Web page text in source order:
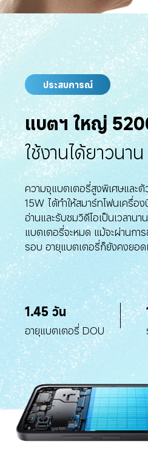
ประสบการณ์
แบตฯ ใหญ่
ใช้งานได้ยาวนาน
ความจุแบตเตอรี่สูงพิเศษและตั
15W ได้ทำให้สมาร์ทโฟนเครื่อง
อ่านและรับชมวิดีโอเป็นเวลาน
แบตเตอรี่จะหมด แม้จะผ่านกา
รอบ อายุแบตเตอรี่ก็ยังคงยอด
1.45 วัน
อายุแบตเตอรี่ DOU